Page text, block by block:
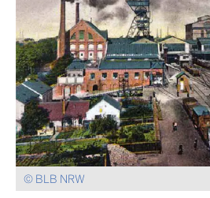
© BLB NRW